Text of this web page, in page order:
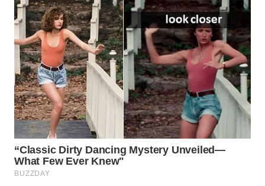
WN
MANDALIKA
WN
LIKUPANG
WN
LABUANBAJO
WN
BORNEO